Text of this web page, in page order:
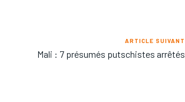
ARTICLE SUIVANT
Mali : 7 présumés putschistes arrêtés